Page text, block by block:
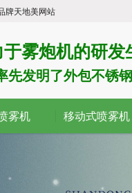
牌天地美网站
雾炮机的研发
先发明了外包不锈
雾机 移动式喷雾机